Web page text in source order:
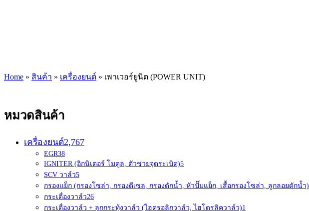
Home » สินค้า » เครื่องยนต์ » เพาเวอร์ยูนิต (POWER UNIT)
หมวดสินค้า
เครื่องยนต์2,767
EGR38
IGNITER (อิกนิเตอร์ โมดูล, ตัวช่วยจุดระเบิด)5
SCV วาล์ว5
กรองแย็ก (กรองโซล่า, กรองดีเซล, กรองดักน้ำ, หัวปั๊มแย็ก, เสื้อกรองโซล่า, ลูกลอยดักน้ำ)
กระเดื่องวาล์ว26
กระเดื่องวาล์ว + ลูกกระทุ้งวาล์ว (ไฮดรอลิกวาล์ว, ไฮโดรลิควาล์ว)1